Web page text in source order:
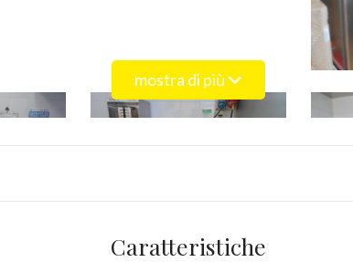
mostra di più
Caratteristiche